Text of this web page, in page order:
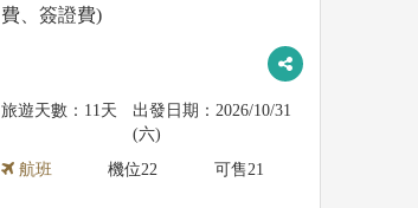
費、簽證費)
11天
2026/10/31
(六)
航班
機位22 可售21